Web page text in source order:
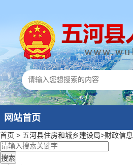
网站首页
首页 > 五河县住房和城乡建设局>财政信息